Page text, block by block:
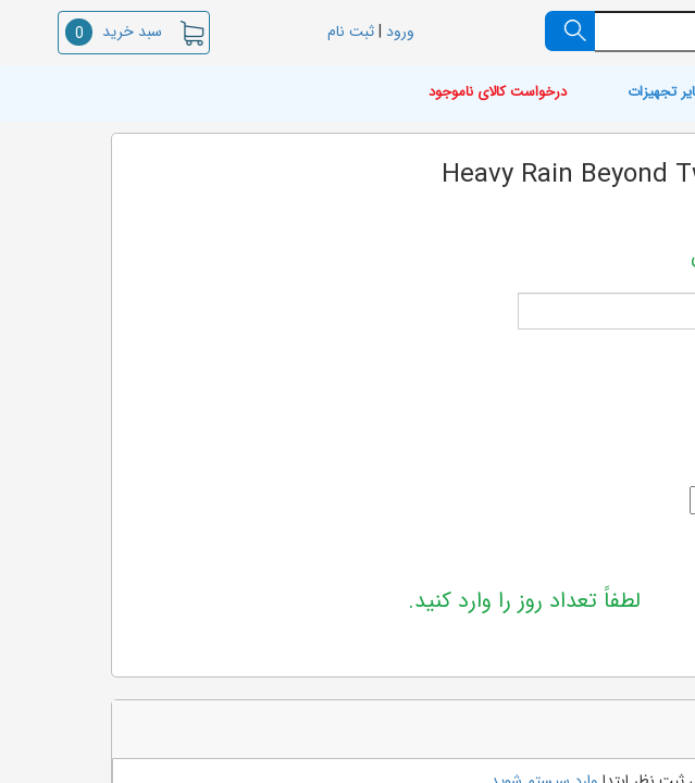
ورود |ثبت نام سبد خرید 0
تجهیزات درخواست کالای ناموجود
Heavy Rain Beyond
لطفاً تعداد روز را وارد کنید.